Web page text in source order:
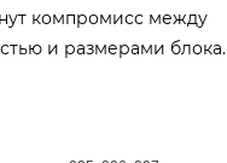
компромисс между
и размерами блока.